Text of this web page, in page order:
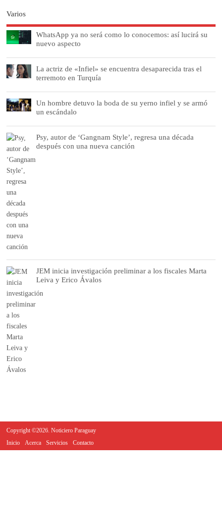
Varios
WhatsApp ya no será como lo conocemos: así lucirá su
nuevo aspecto
La actriz de «Infiel» se encuentra desaparecida tras el
terremoto en Turquía
Un hombre detuvo la boda de su yerno infiel y se armó
un escándalo
Psy, autor de ‘Gangnam Style’, regresa una década
después con una nueva canción
JEM inicia investigación preliminar a los fiscales Marta
Leiva y Erico Ávalos
Copyright ©2026. Noticiero Paraguay
Inicio
Acerca Servicios Contacto